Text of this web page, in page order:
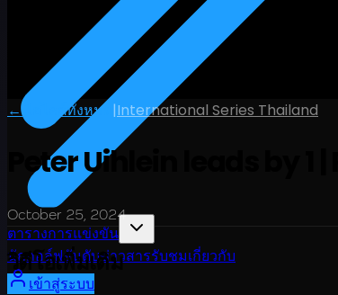
ตารางการแข่งขัน
นักกอล์ฟอันดับข่าวสารรับชมเกี่ยวกับ
เข้าสู่ระบบ
← ไฮไลต์ทั้งหมด |International Series Thailand
Peter Uihlein leads by
October 25, 2024
วิดีโอเพิ่มเติม